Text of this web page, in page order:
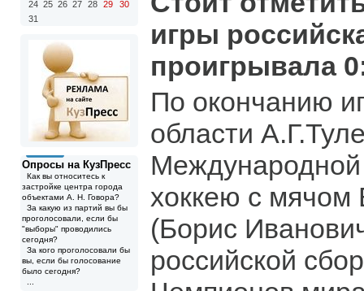
24 25 26 27 28 29
30
31
Опросы на КузПресс
Как вы относитесь к
застройке центра города
объектами А. Н. Говора?
За какую из партий вы бы
проголосовали, если бы
"выборы" проводились
сегодня?
За кого проголосовали бы
вы, если бы голосование
было сегодня?
игры
проигрывала
По окончанию
области
хоккею с
(Борис
российской